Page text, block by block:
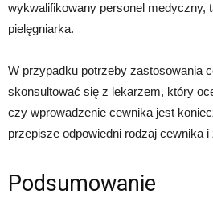
wykwalifikowany personel medyczny,
pielęgniarka.
W przypadku potrzeby zastosowania
skonsultować się z lekarzem, który
czy wprowadzenie cewnika jest
przepisze odpowiedni rodzaj cewnika
Podsumowanie